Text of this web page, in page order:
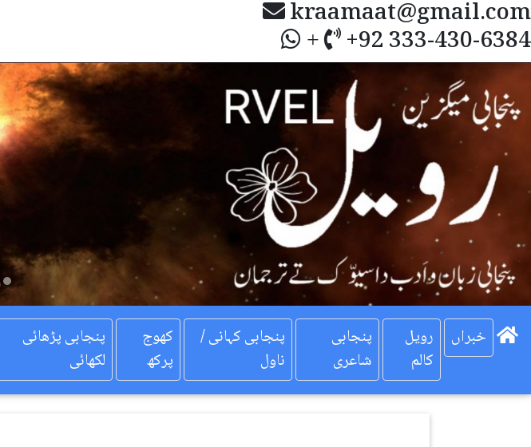
kraamaat@gmail.com
+ +92 333-430-6384
پنجابی پڑھائی
لکھائی
کھوج
پرکھ
پنجابی کہانی /
ناول
پنجابی
شاعری
رویل
کالم
خبراں